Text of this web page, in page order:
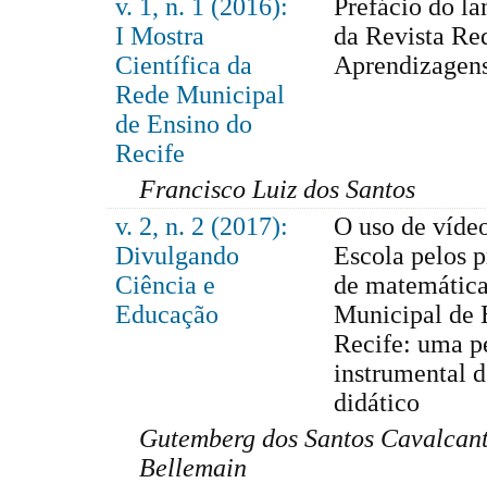
v. 1, n. 1 (2016):
I Mostra
Científica da
Rede Municipal
de Ensino do
Recife
Prefácio do
da Revista
Francisco Luiz dos Santos
v. 2, n. 2 (2017):
Divulgando
Ciência e
Educação
O uso de
Escola pelos
de
Municipal de
Recife: uma
instrumental
didático
Gutemberg dos Santos
Bellemain